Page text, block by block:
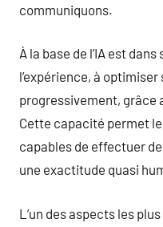
communiquons.
À la base de l’IA est
l’expérience, à
progressivement, grâce
Cette capacité permet
capables de effectuer
une exactitude quasi
L’un des aspects les